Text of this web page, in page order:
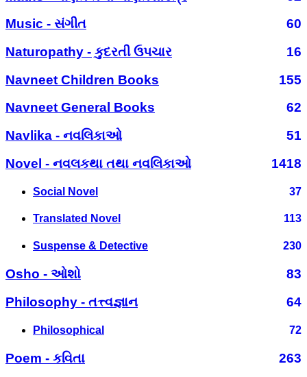
Music - સંગીત
60
Naturopathy - કુદરતી ઉપચાર
16
Navneet Children Books
155
Navneet General Books
62
Navlika - નવલિકાઓ
51
Novel - નવલકથા તથા નવલિકાઓ
1418
Social Novel 37
Translated Novel 113
Suspense & Detective 230
Osho - ઓશો
83
Philosophy - તત્ત્વજ્ઞાન
64
Philosophical 72
Poem - કવિતા
263